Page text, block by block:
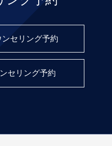
ンセリング予約
セリング予約